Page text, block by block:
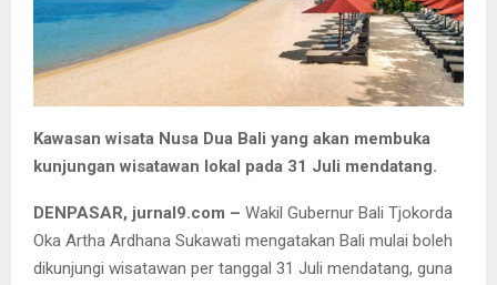
Kawasan wisata Nusa Dua Bali yang akan membuka
kunjungan wisatawan lokal pada 31 Juli mendatang.
DENPASAR, jurnal9.com – Wakil Gubernur Bali Tjokorda
Oka Artha Ardhana Sukawati mengatakan Bali mulai boleh
dikunjungi wisatawan per tanggal 31 Juli mendatang, guna